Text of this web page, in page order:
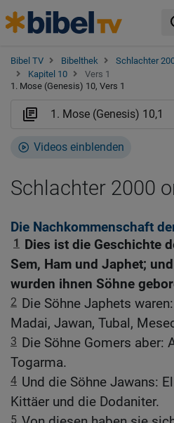
Bibel TV Bibelthek Schlachter
Kapitel 10
Vers 1
1. Mose (Genesis) 10, Vers 1
Videos einblenden
Schlachter 2000
Die Nachkommenschaft
1
Dies ist die Geschichte
Sem, Ham und Japhet;
wurden ihnen Söhne
2 Die Söhne Japhets
Madai, Jawan, Tubal,
3 Die Söhne Gomers aber:
Togarma.
4 Und die Söhne Jawans:
Kittäer und die Dodaniter.
5